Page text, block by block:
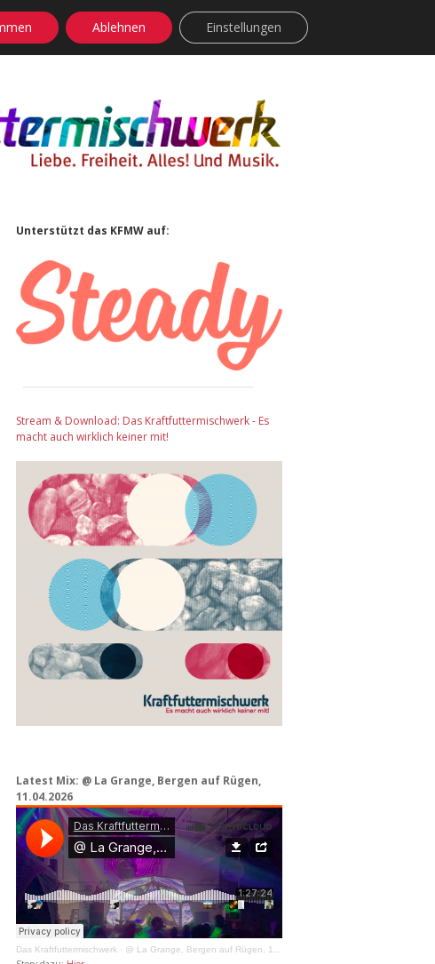
facebook
instagram
rss soundcloud
vimeoBluesky
Sidebar
Unterstützt das KFMW auf:
Stream & Download: Das Kraftfuttermischwerk - Es
macht auch wirklich keiner mit!
Latest Mix: @ La Grange, Bergen auf Rügen,
11.04.2026
Das Kraftfuttermischwerk · @ La Grange, Bergen auf Rügen, 11.04.2026
Ablehnen Einstellungen